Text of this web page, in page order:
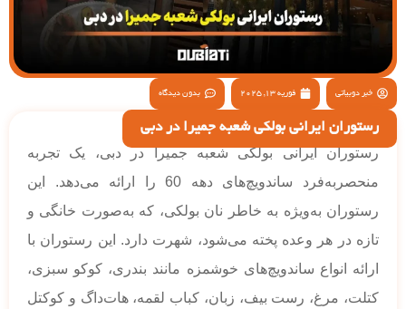
خبر دوبیاتی فوریه 13, 2025 بدون دیدگاه
رستوران ایرانی بولکی شعبه جمیرا در دبی
رستوران ایرانی بولکی شعبه جمیرا در دبی، یک تجربه
منحصربه‌فرد ساندویچ‌های دهه 60 را ارائه می‌دهد. این
رستوران به‌ویژه به خاطر نان بولکی، که به‌صورت خانگی و
تازه در هر وعده پخته می‌شود، شهرت دارد. این رستوران با
ارائه انواع ساندویچ‌های خوشمزه مانند بندری، کوکو سبزی،
کتلت، مرغ، رست بیف، زبان، کباب لقمه، هات‌داگ و کوکتل